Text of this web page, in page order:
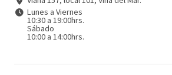
Lunes a Viernes
10:30 a 19:00hrs.
Sábado
10:00 a 14:00hrs.